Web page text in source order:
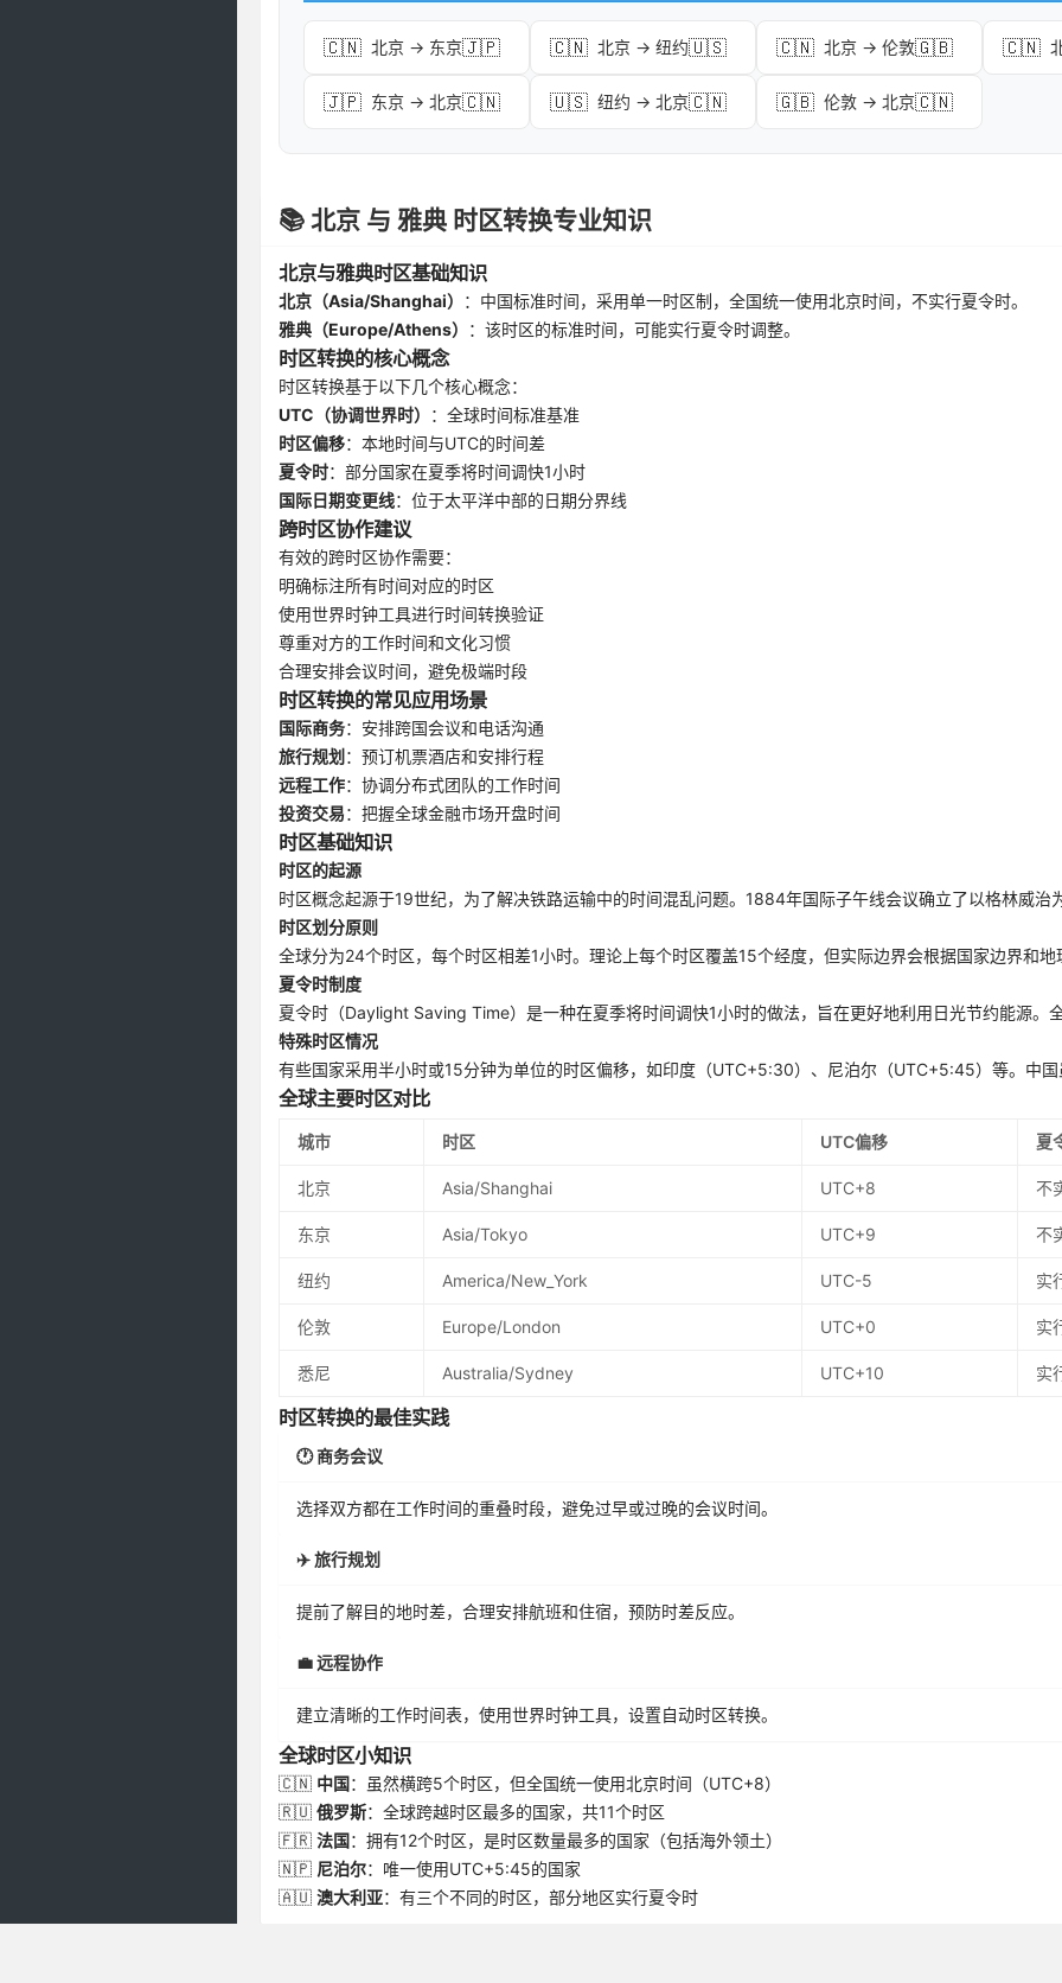
🇨🇳 北京 → 东京🇯🇵 🇨🇳 北京 → 纽约🇺🇸 🇨🇳 北京 → 伦敦🇬🇧 🇨🇳
🇯🇵 东京 → 北京🇨🇳 🇺🇸 纽约 → 北京🇨🇳 🇬🇧 伦敦 → 北京🇨🇳
📚 北京 与 雅典 时区转换专业知识
北京与雅典时区基础知识
北京（Asia/Shanghai）
：中国标准时间，采用单一时区制，全国统一使用北京时间，不实行夏令时。
雅典（Europe/Athens）
：该时区的标准时间，可能实行夏令时调整。
时区转换的核心概念
时区转换基于以下几个核心概念：
UTC（协调世界时）
：全球时间标准基准
时区偏移：本地时间与UTC的时间差
夏令时：部分国家在夏季将时间调快1小时
国际日期变更线：位于太平洋中部的日期分界线
跨时区协作建议
有效的跨时区协作需要：
明确标注所有时间对应的时区
使用世界时钟工具进行时间转换验证
尊重对方的工作时间和文化习惯
合理安排会议时间，避免极端时段
时区转换的常见应用场景
国际商务：安排跨国会议和电话沟通
旅行规划 ：预订机票酒店和安排行程
远程工作：协调分布式团队的工作时间
投资交易：把握全球金融市场开盘时间
时区基础知识
时区的起源
时区概念起源于19世纪，为了解决铁路运输中的时间混乱问题。1884年国际子午线会议确立了以格林威治
时区划分原则
全球分为24个时区，每个时区相差1小时。理论上每个时区覆盖15个经度，但实际边界会根据国家边界和地
夏令时制度
夏令时（Daylight Saving Time）是一种在夏季将时间调快1小时的做法，旨在更好地利用日光节约能源。
特殊时区情况
有些国家采用半小时或15分钟为单位的时区偏移，如印度（UTC+5:30）、尼泊尔（UTC+5:45）等。中国
全球主要时区对比
城市 时区 UTC偏移 夏
北京 Asia/Shanghai UTC+8 不
东京 Asia/Tokyo UTC+9 不
纽约 America/New_York UTC-5 实
伦敦 Europe/London UTC+0 实
悉尼 Australia/Sydney UTC+10 实
时区转换的最佳实践
🕐 商务会议
选择双方都在工作时间的重叠时段，避免过早或过晚的会议时间。
✈️ 旅行规划
提前了解目的地时差，合理安排航班和住宿，预防时差反应。
💼 远程协作
建立清晰的工作时间表，使用世界时钟工具，设置自动时区转换。
全球时区小知识
🇨🇳 中国：虽然横跨5个时区，但全国统一使用北京时间（UTC+8）
🇷🇺 俄罗斯：全球跨越时区最多的国家，共11个时区
🇫🇷 法国：拥有12个时区，是时区数量最多的国家（包括海外领土）
🇳🇵 尼泊尔：唯一使用UTC+5:45的国家
🇦🇺 澳大利亚：有三个不同的时区，部分地区实行夏令时